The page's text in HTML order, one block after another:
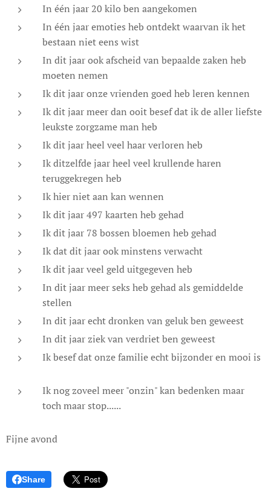
In één jaar 20 kilo ben aangekomen
In één jaar emoties heb ontdekt waarvan ik het
bestaan niet eens wist
In dit jaar ook afscheid van bepaalde zaken heb
moeten nemen
Ik dit jaar onze vrienden goed heb leren kennen
Ik dit jaar meer dan ooit besef dat ik de aller liefste
leukste zorgzame man heb 😊
Ik dit jaar heel veel haar verloren heb
Ik ditzelfde jaar heel veel krullende haren
teruggekregen heb
Ik hier niet aan kan wennen
Ik dit jaar 497 kaarten heb gehad
Ik dit jaar 78 bossen bloemen heb gehad
Ik dat dit jaar ook minstens verwacht 😊
Ik dit jaar veel geld uitgegeven heb😊
In dit jaar meer seks heb gehad als gemiddelde
stellen😊
In dit jaar echt dronken van geluk ben geweest
In dit jaar ziek van verdriet ben geweest
Ik besef dat onze familie echt bijzonder en mooi is
Ik nog zoveel meer "onzin" kan bedenken maar
toch maar stop......
Fijne avond
Share